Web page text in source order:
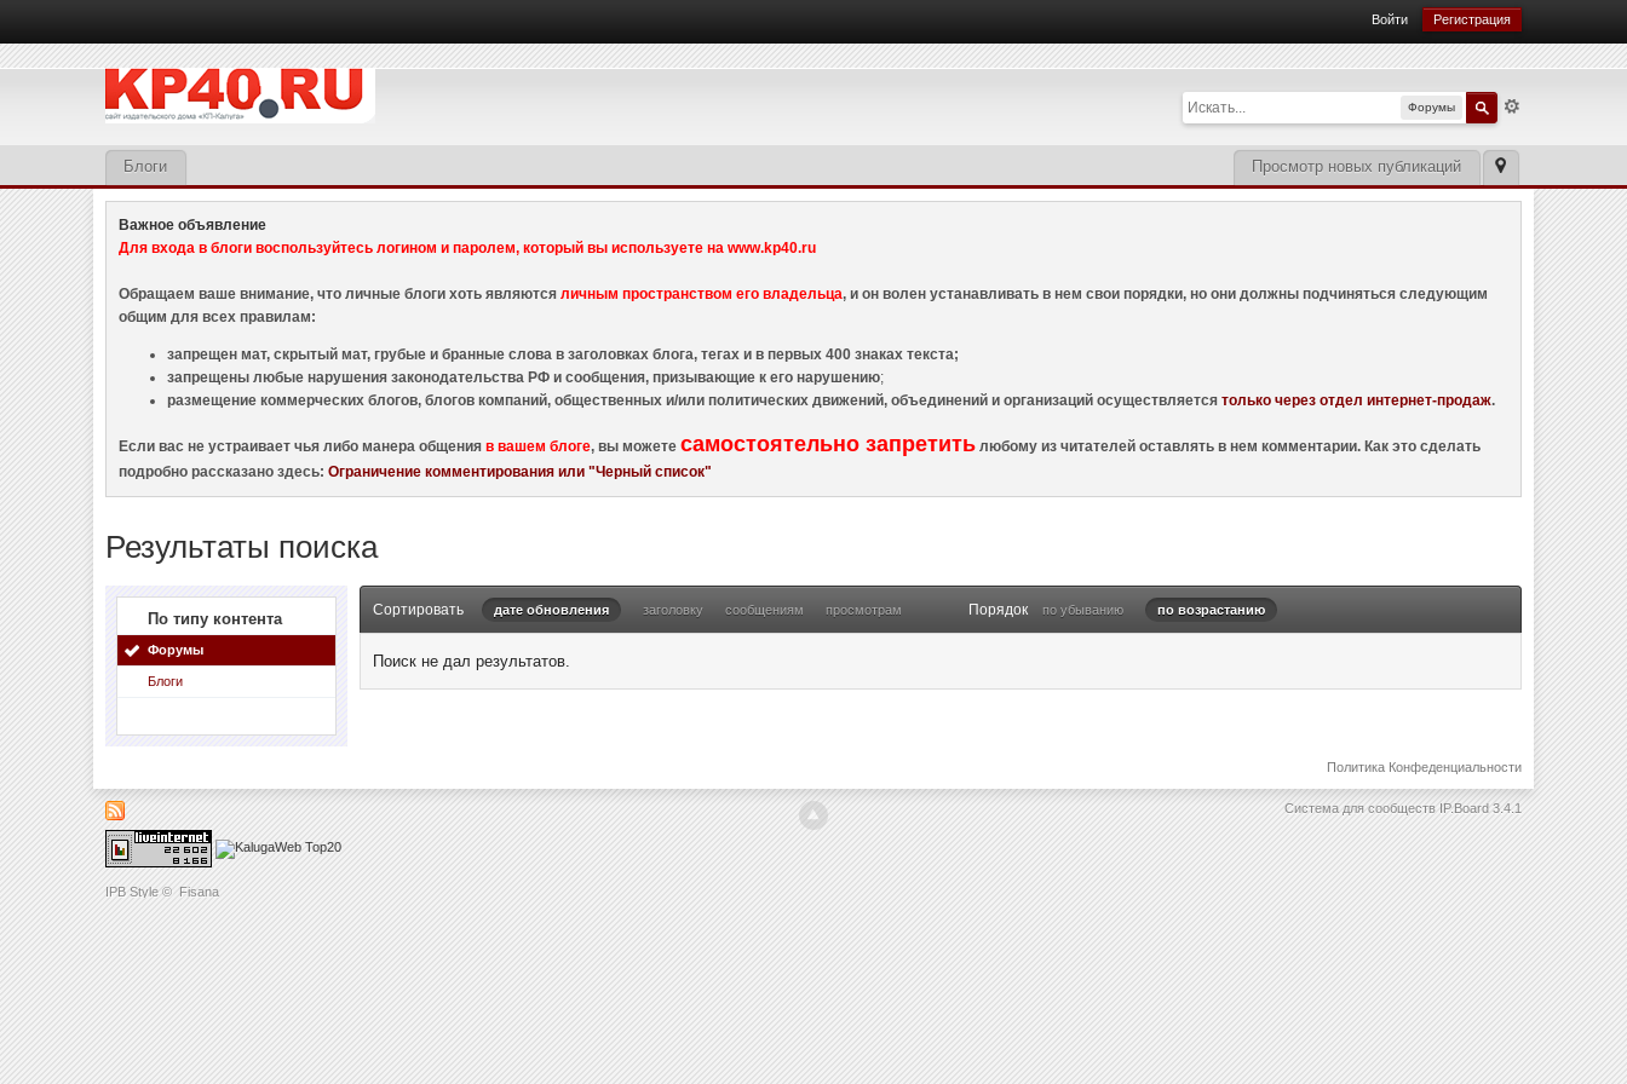
IPB Style © Fisana
Войти Регистрация
Форумы
Просмотр новых публикаций
Блоги
Важное объявление
Для входа в блоги воспользуйтесь логином и паролем, который вы используете на www.kp40.ru
Обращаем ваше внимание, что личные блоги хоть являютсяличным пространством его владельца, и он волен устанавливать в нем свои порядки, но они должны подчиняться следующим
общим для всех правилам:
запрещен мат, скрытый мат, грубые и бранные слова в заголовках блога, тегах и в первых 400 знаках текста;
запрещены любые нарушения законодательства РФ и сообщения, призывающие к его нарушению;
размещение коммерческих блогов, блогов компаний, общественных и/или политических движений, объединений и организаций осуществляетсятолько через отдел интернет-продаж.
Если вас не устраивает чья либо манера общенияв вашем блоге, вы можетесамостоятельно запретить любому из читателей оставлять в нем комментарии. Как это сделать
подробно рассказано здесь:Ограничение комментирования или "Черный список"
Результаты поиска
По типу контента
Форумы
Блоги
Сортировать дате обновления заголовку сообщениям просмотрам Порядок по убыванию по возрастанию
Поиск не дал результатов.
Политика Конфеденциальности
Система для сообществ IP.Board 3.4.1